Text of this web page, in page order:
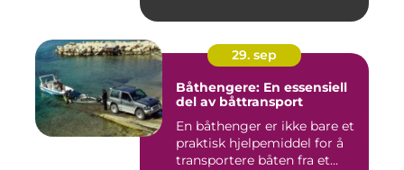
29. sep
Båthengere: En essensiell
del av båttransport
En båthenger er ikke bare et
praktisk hjelpemiddel for å
transportere båten fra et...